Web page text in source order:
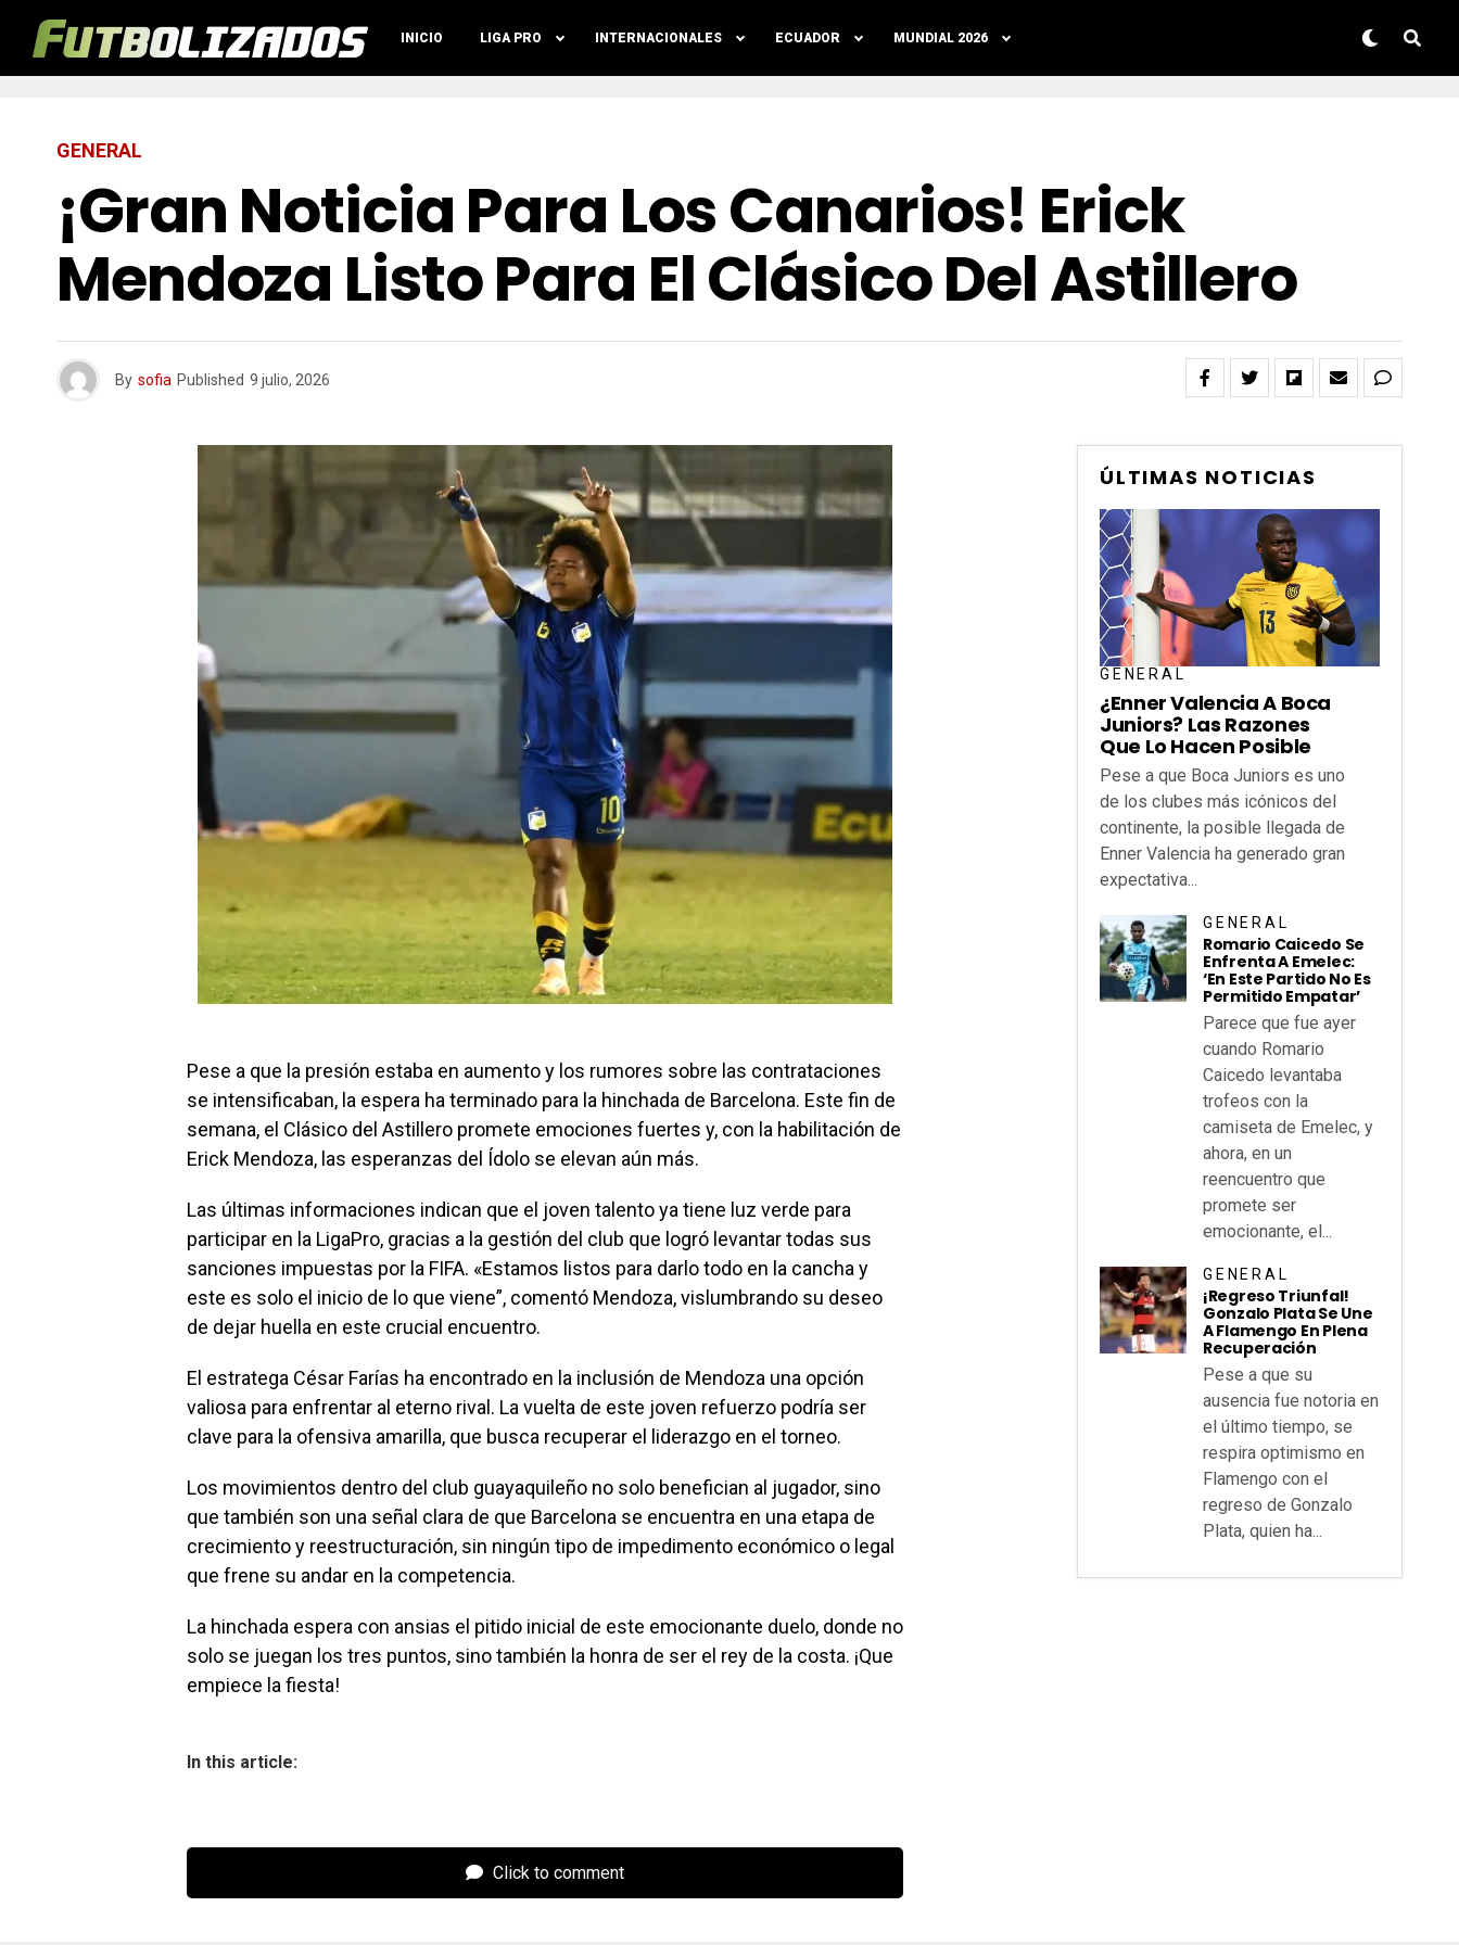
INICIO LIGA PRO INTERNACIONALES ECUADOR MUNDIAL 2026
GENERAL
¡Gran Noticia Para Los Canarios! Erick
Mendoza Listo Para El Clásico Del Astillero
By sofia Published 9 julio, 2026
Pese a que la presión estaba en aumento y los rumores sobre las contrataciones
se intensificaban, la espera ha terminado para la hinchada de Barcelona. Este fin de
semana, el Clásico del Astillero promete emociones fuertes y, con la habilitación de
Erick Mendoza, las esperanzas del Ídolo se elevan aún más.
Las últimas informaciones indican que el joven talento ya tiene luz verde para
participar en la LigaPro, gracias a la gestión del club que logró levantar todas sus
sanciones impuestas por la FIFA. «Estamos listos para darlo todo en la cancha y
este es solo el inicio de lo que viene”, comentó Mendoza, vislumbrando su deseo
de dejar huella en este crucial encuentro.
El estratega César Farías ha encontrado en la inclusión de Mendoza una opción
valiosa para enfrentar al eterno rival. La vuelta de este joven refuerzo podría ser
clave para la ofensiva amarilla, que busca recuperar el liderazgo en el torneo.
Los movimientos dentro del club guayaquileño no solo benefician al jugador, sino
que también son una señal clara de que Barcelona se encuentra en una etapa de
crecimiento y reestructuración, sin ningún tipo de impedimento económico o legal
que frene su andar en la competencia.
La hinchada espera con ansias el pitido inicial de este emocionante duelo, donde no
solo se juegan los tres puntos, sino también la honra de ser el rey de la costa. ¡Que
empiece la fiesta!
In this article:
Click to comment
ÚLTIMAS NOTICIAS
GENERAL
¿Enner Valencia A Boca
Juniors? Las Razones
Que Lo Hacen Posible
Pese a que Boca Juniors es uno
de los clubes más icónicos del
continente, la posible llegada de
Enner Valencia ha generado gran
expectativa...
GENERAL
Romario Caicedo Se
Enfrenta A Emelec:
‘En Este Partido No Es
Permitido Empatar’
Parece que fue ayer
cuando Romario
Caicedo levantaba
trofeos con la
camiseta de Emelec, y
ahora, en un
reencuentro que
promete ser
emocionante, el...
GENERAL
¡Regreso Triunfal!
Gonzalo Plata Se Une
A Flamengo En Plena
Recuperación
Pese a que su
ausencia fue notoria en
el último tiempo, se
respira optimismo en
Flamengo con el
regreso de Gonzalo
Plata, quien ha...